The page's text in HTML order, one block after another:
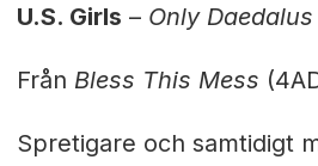
U.S. Girls – Only Daedalus
Från Bless This Mess
Spretigare och samtidigt